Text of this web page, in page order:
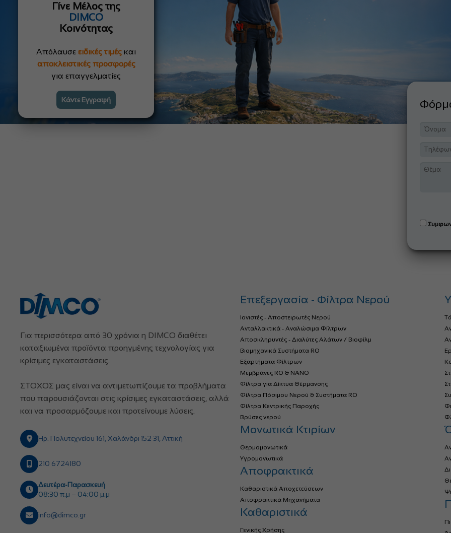
Γίνε Μέλος της
DIMCO
Κοινότητας
Απόλαυσε ειδικές τιμές και
αποκλειστικές προσφορές
για επαγγελματίες
Κάντε Εγγραφή
Για περισσότερα από 30 χρόνια η DIMCO διαθέτει
καταξιωμένα προϊόντα προηγμένης τεχνολογίας για
κρίσιμες εγκαταστάσεις.
ΣΤΟΧΟΣ μας είναι να αντιμετωπίζουμε τα προβλήματα
που παρουσιάζονται στις κρίσιμες εγκαταστάσεις, αλλά
και να προσαρμόζουμε και προτείνουμε λύσεις.
Ηρ. Πολυτεχνείου 161, Χαλάνδρι 152 31, Αττική
210 6724180
Δευτέρα-Παρασκευή
08:30 π.μ – 04:00 μ.μ
info@dimco.gr
Επεξεργασία - Φίλτρα Νερού
Ιονιστές - Αποστειρωτές Νερού
Ανταλλακτικά - Αναλώσιμα Φίλτρων
Αποσκληρυντές - Διαλύτες Αλάτων / Βιοφίλμ
Βιομηχανικά Συστήματα RO
Εξαρτήματα Φίλτρων
Μεμβράνες RO & NANO
Φίλτρα για Δίκτυα Θέρμανσης
Φίλτρα Πόσιμου Νερού & Συστήματα RO
Φίλτρα Κεντρικής Παροχής
Βρύσες νερού
Μονωτικά Κτιρίων
Θερμομονωτικά
Υγρομονωτικά
Αποφρακτικά
Καθαριστικά Αποχετεύσεων
Αποφρακτικά Μηχανήματα
Καθαριστικά
Γενικής Χρήσης